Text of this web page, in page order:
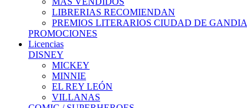
LIBRERIAS RECOMIENDAN
PREMIOS LITERARIOS CIUDAD DE GANDIA
PROMOCIONES
Licencias
DISNEY
MICKEY
MINNIE
EL REY LEÓN
VILLANAS